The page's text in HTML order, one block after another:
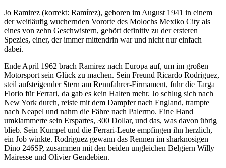
Jo Ramirez (korrekt: Ramírez), geboren im August 1941 in einem
der weitläufig wuchernden Vororte des Molochs Mexiko City als
eines von zehn Geschwistern, gehört definitiv zu der ersteren
Spezies, einer, der immer mittendrin war und nicht nur einfach
dabei.
Ende April 1962 brach Ramirez nach Europa auf, um im großen
Motorsport sein Glück zu machen. Sein Freund Ricardo Rodriguez,
steil aufsteigender Stern am Rennfahrer-Firmament, fuhr die Targa
Florio für Ferrari, da gab es kein Halten mehr. Jo schlug sich nach
New York durch, reiste mit dem Dampfer nach England, trampte
nach Neapel und nahm die Fähre nach Palermo. Eine Hand
umklammerte sein Erspartes, 300 Dollar, und das, was davon übrig
blieb. Sein Kumpel und die Ferrari-Leute empfingen ihn herzlich,
ein Job winkte. Rodriguez gewann das Rennen im sharknosigen
Dino 246SP, zusammen mit den beiden ungleichen Belgiern Willy
Mairesse und Olivier Gendebien.